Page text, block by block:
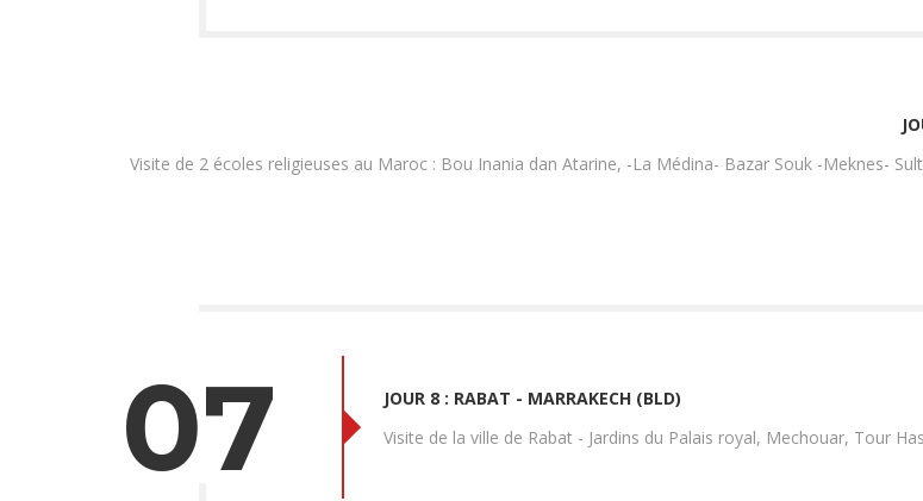
Visite de 2 écoles religieuses au Maroc : Bou Inania dan Atarine, -La Médina- Bazar Souk -Meknes-
07
JOUR 8 : RABAT - MARRAKECH (BLD)
Visite de la ville de Rabat - Jardins du Palais royal, Mechouar, Tour